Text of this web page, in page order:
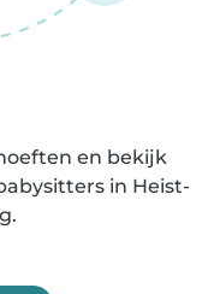
en bekijk
in Heist-